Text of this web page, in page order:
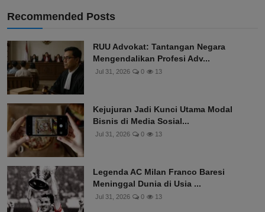
Recommended Posts
RUU Advokat: Tantangan Negara
Mengendalikan Profesi Adv...
Jul 31, 2026 0 13
Kejujuran Jadi Kunci Utama Modal
Bisnis di Media Sosial...
Jul 31, 2026 0 13
Legenda AC Milan Franco Baresi
Meninggal Dunia di Usia ...
Jul 31, 2026 0 13